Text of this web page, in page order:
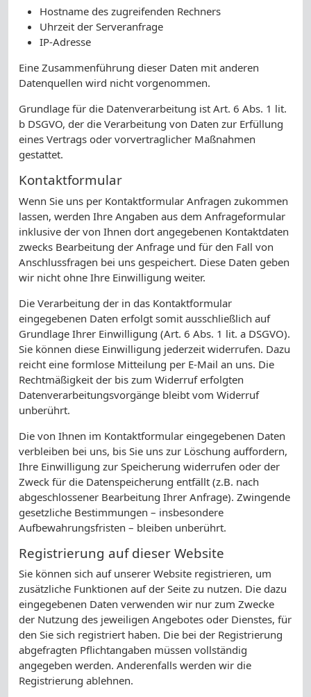
Hostname des zugreifenden Rechners
Uhrzeit der Serveranfrage
IP-Adresse
Eine Zusammenführung dieser Daten mit anderen
Datenquellen wird nicht vorgenommen.
Grundlage für die Datenverarbeitung ist Art. 6 Abs. 1 lit.
b DSGVO, der die Verarbeitung von Daten zur Erfüllung
eines Vertrags oder vorvertraglicher Maßnahmen
gestattet.
Kontaktformular
Wenn Sie uns per Kontaktformular Anfragen zukommen
lassen, werden Ihre Angaben aus dem Anfrageformular
inklusive der von Ihnen dort angegebenen Kontaktdaten
zwecks Bearbeitung der Anfrage und für den Fall von
Anschlussfragen bei uns gespeichert. Diese Daten geben
wir nicht ohne Ihre Einwilligung weiter.
Die Verarbeitung der in das Kontaktformular
eingegebenen Daten erfolgt somit ausschließlich auf
Grundlage Ihrer Einwilligung (Art. 6 Abs. 1 lit. a DSGVO).
Sie können diese Einwilligung jederzeit widerrufen. Dazu
reicht eine formlose Mitteilung per E-Mail an uns. Die
Rechtmäßigkeit der bis zum Widerruf erfolgten
Datenverarbeitungsvorgänge bleibt vom Widerruf
unberührt.
Die von Ihnen im Kontaktformular eingegebenen Daten
verbleiben bei uns, bis Sie uns zur Löschung auffordern,
Ihre Einwilligung zur Speicherung widerrufen oder der
Zweck für die Datenspeicherung entfällt (z.B. nach
abgeschlossener Bearbeitung Ihrer Anfrage). Zwingende
gesetzliche Bestimmungen – insbesondere
Aufbewahrungsfristen – bleiben unberührt.
Registrierung auf dieser Website
Sie können sich auf unserer Website registrieren, um
zusätzliche Funktionen auf der Seite zu nutzen. Die dazu
eingegebenen Daten verwenden wir nur zum Zwecke
der Nutzung des jeweiligen Angebotes oder Dienstes, für
den Sie sich registriert haben. Die bei der Registrierung
abgefragten Pflichtangaben müssen vollständig
angegeben werden. Anderenfalls werden wir die
Registrierung ablehnen.